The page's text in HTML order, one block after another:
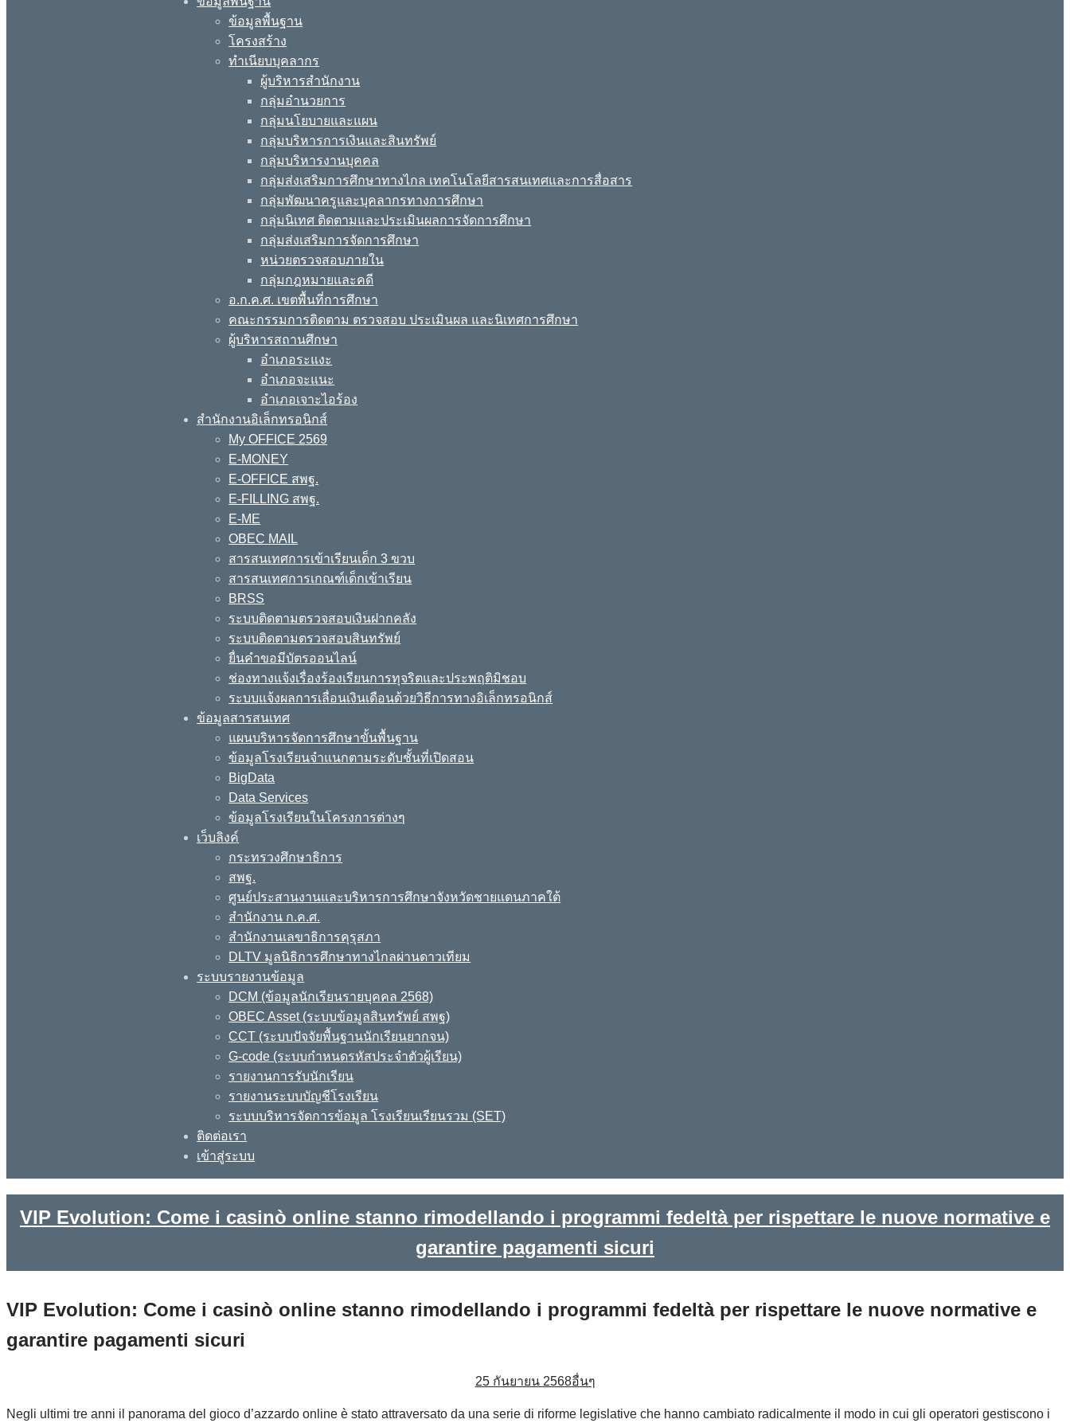
ข้อมูลพื้นฐาน
โครงสร้าง
ทำเนียบบุคลากร
ผู้บริหารสำนักงาน
กลุ่มอำนวยการ
กลุ่มนโยบายและแผน
กลุ่มบริหารการเงินและสินทรัพย์
กลุ่มบริหารงานบุคคล
กลุ่มส่งเสริมการศึกษาทางไกล เทคโนโลยีสารสนเทศและการสื่อสาร
กลุ่มพัฒนาครูและบุคลากรทางการศึกษา
กลุ่มนิเทศ ติดตามและประเมินผลการจัดการศึกษา
กลุ่มส่งเสริมการจัดการศึกษา
หน่วยตรวจสอบภายใน
กลุ่มกฎหมายและคดี
อ.ก.ค.ศ. เขตพื้นที่การศึกษา
คณะกรรมการติดตาม ตรวจสอบ ประเมินผล และนิเทศการศึกษา
ผู้บริหารสถานศึกษา
อำเภอระแงะ
อำเภอจะแนะ
อำเภอเจาะไอร้อง
สำนักงานอิเล็กทรอนิกส์
My OFFICE 2569
E-MONEY
E-OFFICE สพฐ.
E-FILLING สพฐ.
E-ME
OBEC MAIL
สารสนเทศการเข้าเรียนเด็ก 3 ขวบ
สารสนเทศการเกณฑ์เด็กเข้าเรียน
BRSS
ระบบติดตามตรวจสอบเงินฝากคลัง
ระบบติดตามตรวจสอบสินทรัพย์
ยื่นคำขอมีบัตรออนไลน์
ช่องทางแจ้งเรื่องร้องเรียนการทุจริตและประพฤติมิชอบ
ระบบแจ้งผลการเลื่อนเงินเดือนด้วยวิธีการทางอิเล็กทรอนิกส์
ข้อมูลสารสนเทศ
แผนบริหารจัดการศึกษาขั้นพื้นฐาน
ข้อมูลโรงเรียนจำแนกตามระดับชั้นที่เปิดสอน
BigData
Data Services
ข้อมูลโรงเรียนในโครงการต่างๆ
เว็บลิงค์
กระทรวงศึกษาธิการ
สพฐ.
ศูนย์ประสานงานและบริหารการศึกษาจังหวัดชายแดนภาคใต้
สำนักงาน ก.ค.ศ.
สำนักงานเลขาธิการคุรุสภา
DLTV มูลนิธิการศึกษาทางไกลผ่านดาวเทียม
ระบบรายงานข้อมูล
DCM (ข้อมูลนักเรียนรายบุคคล 2568)
OBEC Asset (ระบบข้อมูลสินทรัพย์ สพฐ)
CCT (ระบบปัจจัยพื้นฐานนักเรียนยากจน)
G-code (ระบบกำหนดรหัสประจำตัวผู้เรียน)
รายงานการรับนักเรียน
รายงานระบบบัญชีโรงเรียน
ระบบบริหารจัดการข้อมูล โรงเรียนเรียนรวม (SET)
ติดต่อเรา
เข้าสู่ระบบ
VIP Evolution: Come i casinò online stanno rimodellando i programmi fedeltà per rispettare le nuove normative e
garantire pagamenti sicuri
VIP Evolution: Come i casinò online stanno rimodellando i programmi fedeltà per rispettare le nuove normative e
garantire pagamenti sicuri
25 กันยายน 2568อื่นๆ
Negli ultimi tre anni il panorama del gioco d’azzardo online è stato attraversato da una serie di riforme legislative che hanno cambiato radicalmente il modo in cui gli operatori gestiscono i